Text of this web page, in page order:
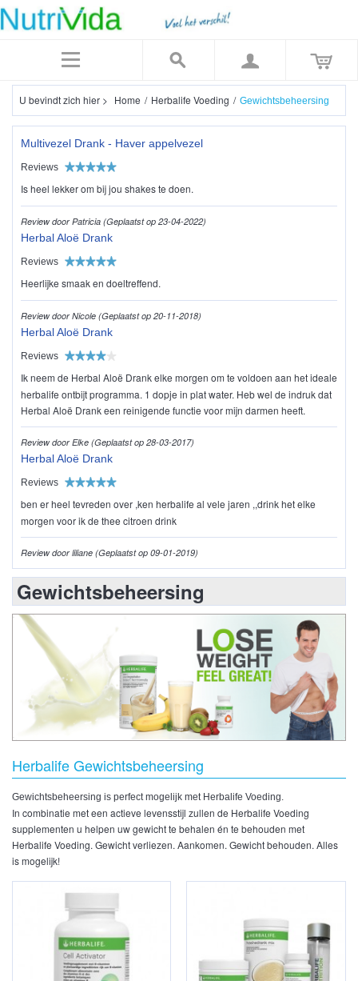
U bevindt zich hier > Home / Herbalife Voeding / Gewichtsbeheersing
Multivezel Drank - Haver appelvezel
Reviews
Is heel lekker om bij jou shakes te doen.
Review door Patricia (Geplaatst op 23-04-2022)
Herbal Aloë Drank
Reviews
Heerlijke smaak en doeltreffend.
Review door Nicole (Geplaatst op 20-11-2018)
Herbal Aloë Drank
Reviews
Ik neem de Herbal Aloë Drank elke morgen om te voldoen aan het ideale
herbalife ontbijt programma. 1 dopje in plat water. Heb wel de indruk dat
Herbal Aloë Drank een reinigende functie voor mijn darmen heeft.
Review door Elke (Geplaatst op 28-03-2017)
Herbal Aloë Drank
Reviews
ben er heel tevreden over ,ken herbalife al vele jaren ,,drink het elke
morgen voor ik de thee citroen drink
Review door liliane (Geplaatst op 09-01-2019)
Gewichtsbeheersing
Herbalife Gewichtsbeheersing
Gewichtsbeheersing is perfect mogelijk met Herbalife Voeding.
In combinatie met een actieve levensstijl zullen de Herbalife Voeding
supplementen u helpen uw gewicht te behalen én te behouden met
Herbalife Voeding. Gewicht verliezen. Aankomen. Gewicht behouden. Alles
is mogelijk!